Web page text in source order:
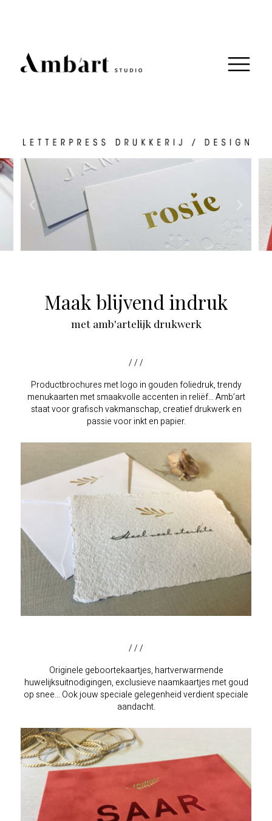
Maak blijvend indruk
met amb'artelijk drukwerk
/ / /
Productbrochures met logo in gouden foliedruk, trendy
menukaarten met smaakvolle accenten in reliëf… Amb’art
staat voor grafisch vakmanschap, creatief drukwerk en
passie voor inkt en papier.
/ / /
Originele geboortekaartjes, hartverwarmende
huwelijksuitnodigingen, exclusieve naamkaartjes met goud
op snee… Ook jouw speciale gelegenheid verdient speciale
aandacht.